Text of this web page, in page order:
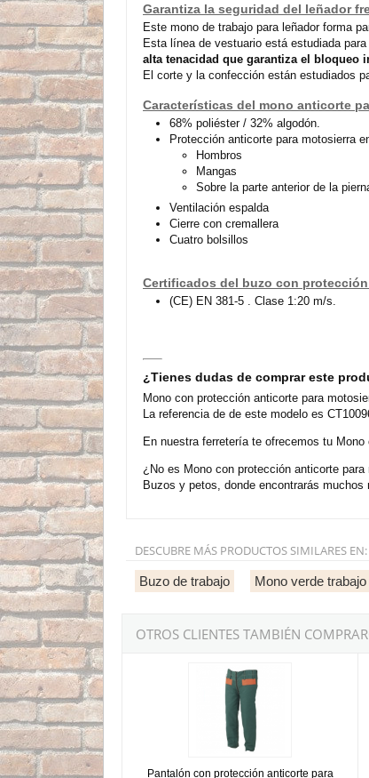
Garantiza la seguridad del leñador
Este mono de trabajo para leñador forma
Esta línea de vestuario está estudiada
alta tenacidad que garantiza el bloqueo
El corte y la confección están estudiados
Características del mono anticorte
68% poliéster / 32% algodón.
Protección anticorte para motosierra
Hombros
Mangas
Sobre la parte anterior de la
Ventilación espalda
Cierre con cremallera
Cuatro bolsillos
Certificados del buzo con
(CE) EN 381-5 . Clase 1:20 m/s.
¿Tienes dudas de comprar este
Mono con protección anticorte para
La referencia de de este modelo es
En nuestra ferretería te ofrecemos tu
¿No es Mono con protección anticorte
Buzos y petos, donde encontrarás muchos
DESCUBRE MÁS PRODUCTOS SIMILARES EN:
Buzo de trabajo Mono verde trabajo
OTROS CLIENTES TAMBIÉN
Pantalón con protección anticorte para
Pantalón con protección anticorte para